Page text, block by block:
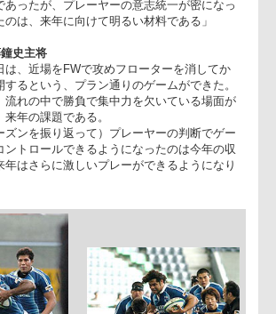
コーブラックラムズ
寿晃監督
日は、勝点5が最低でも目標であったので、結
た。
であったが、プレーヤーの意志統一が密になっ
たのは、来年に向けて明るい材料である」
鐘史主将